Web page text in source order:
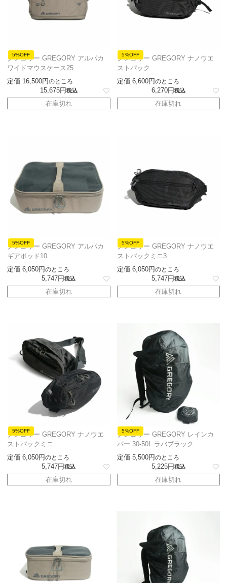
5%OFF
グレゴリー GREGORY アルパカ
ワイドマウスケース25
定価 16,500 のところ
15,675 税込
在庫切れ
5%OFF
グレゴリー GREGORY ナノウエ
ストパック
定価 6,600 のところ
6,270 税込
在庫切れ
5%OFF
グレゴリー GREGORY アルパカ
ギアポッド10
定価 6,050 のところ
5,747 税込
在庫切れ
5%OFF
グレゴリー GREGORY ナノウエ
ストパックミニ3
定価 6,050 のところ
5,747 税込
在庫切れ
5%OFF
グレゴリー GREGORY ナノウエ
ストパックミニ
定価 6,050 のところ
5,747 税込
在庫切れ
5%OFF
グレゴリー GREGORY レインカ
バー 30-50L ラバブラック
定価 5,500 のところ
5,225 税込
在庫切れ